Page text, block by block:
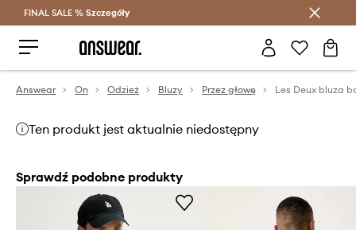
Oszczędzaj z Answear Club >
FINAL SALE % Szczegóły
Answear On Odzież Bluzy Przez głowę Les Deux bluza
Ten produkt jest aktualnie niedostępny
Sprawdź podobne produkty